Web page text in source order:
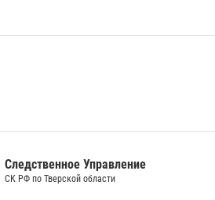
Следственное Управление
СК РФ по Тверской области